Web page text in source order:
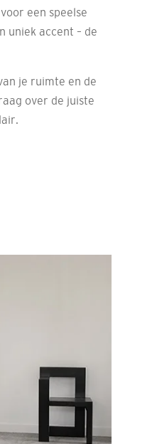
een speelse
uniek accent – de
je ruimte en de
over de juiste